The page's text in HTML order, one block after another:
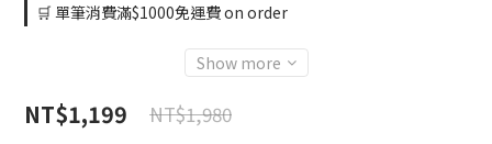
🛒 單筆消費滿$1000免運費 on order
Show more
NT$1,199 NT$1,980